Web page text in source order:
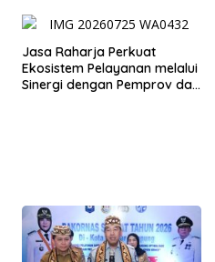
Jasa Raharja Perkuat
Ekosistem Pelayanan melalui
Sinergi dengan Pemprov dan